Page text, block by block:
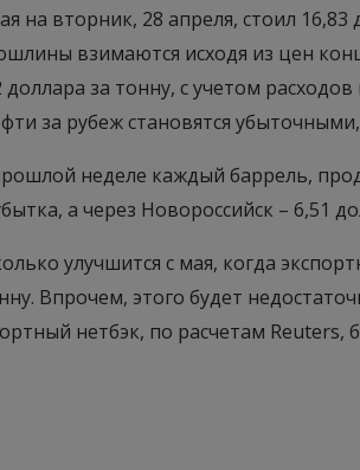
на вторник, 28 апреля, стоил
взимаются исходя из цен
доллара за тонну, с учетом
за рубеж становятся
неделе каждый баррель,
а через Новороссийск – 6,51
улучшится с мая, когда
Впрочем, этого будет
нетбэк, по расчетам Reuters,